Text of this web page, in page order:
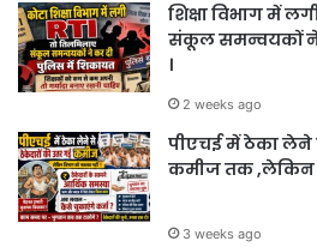
शिक्षा विभाग में
संकूल समन्वयकों ने
।
2 weeks ago
पीएचई में ठेका लेने
कमीज तक ,लेकिन
3 weeks ago